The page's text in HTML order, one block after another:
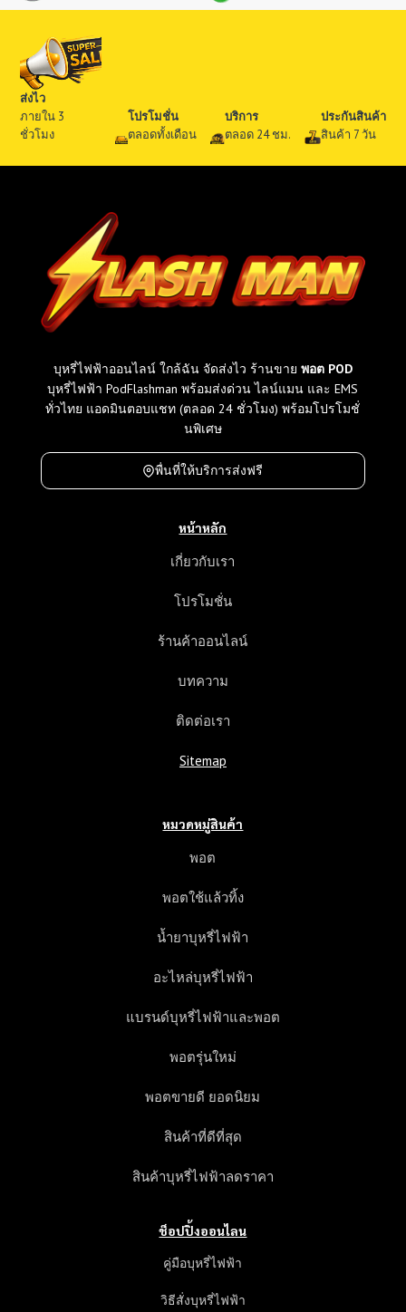
ส่งไว
ภายใน 3
ชั่วโมง
โปรโมชั่น
ตลอดทั้งเดือน
บริการ
ตลอด 24 ชม.
ประกันสินค้า
สินค้า 7 วัน
บุหรี่ไฟฟ้าออนไลน์ ใกล้ฉัน จัดส่งไว ร้านขาย พอต POD
บุหรี่ไฟฟ้า PodFlashman พร้อมส่งด่วน ไลน์แมน และ EMS
ทั่วไทย แอดมินตอบแชท (ตลอด 24 ชั่วโมง) พร้อมโปรโมชั่
นพิเศษ
พื่นที่ให้บริการส่งฟรี
หน้าหลัก
เกี่ยวกับเรา
โปรโมชั่น
ร้านค้าออนไลน์
บทความ
ติดต่อเรา
Sitemap
หมวดหมู่สินค้า
พอต
พอตใช้แล้วทิ้ง
น้ำยาบุหรี่ไฟฟ้า
อะไหล่บุหรี่ไฟฟ้า
แบรนด์บุหรี่ไฟฟ้าและพอต
พอตรุ่นใหม่
พอตขายดี ยอดนิยม
สินค้าที่ดีที่สุด
สินค้าบุหรี่ไฟฟ้าลดราคา
ช็อปปิ้งออนไลน
คู่มือบุหรี่ไฟฟ้า
วิธีสั่งบุหรี่ไฟฟ้า